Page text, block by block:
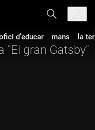
d'educar mans la
"El gran Gatsby"